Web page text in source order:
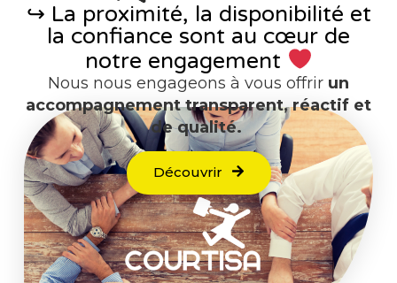
↪︎ La proximité, la disponibilité et
la confiance sont au cœur de
notre engagement
Nous nous engageons à vous offrir un
accompagnement transparent, réactif et
de qualité.
Découvrir